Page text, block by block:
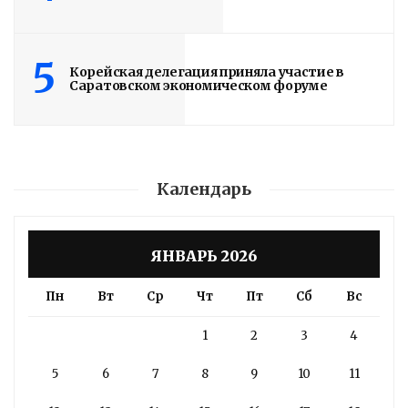
5
Корейская делегация приняла участие в
Саратовском экономическом форуме
Календарь
ЯНВАРЬ 2026
Пн Вт Ср Чт Пт Сб Вс
1 2 3 4
5 6 7 8 9 10 11